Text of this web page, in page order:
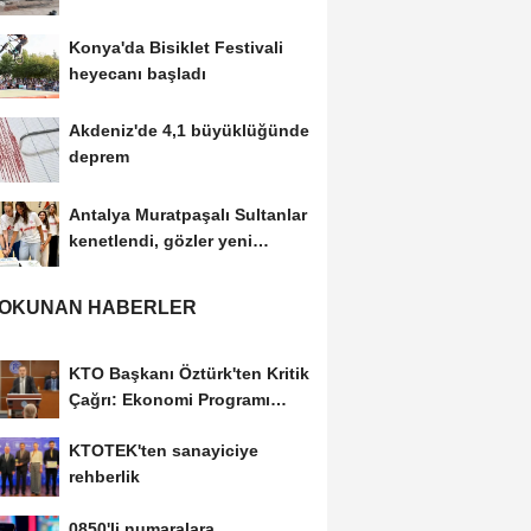
Konya'da Bisiklet Festivali
heyecanı başladı
Akdeniz'de 4,1 büyüklüğünde
deprem
Antalya Muratpaşalı Sultanlar
kenetlendi, gözler yeni
HABERLER
KTO Başkanı Öztürk'ten Kritik
Çağrı: Ekonomi Programı
KTOTEK'ten sanayiciye
rehberlik